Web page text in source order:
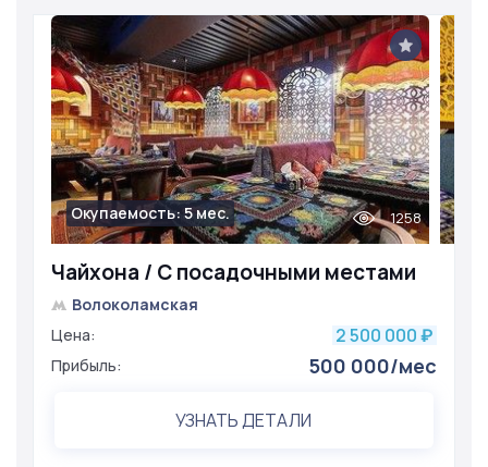
Чайхона / С посадочными местами
Окупаемость: 5 мес. 1258
Волоколамская
Цена:
2 500 000 ₽
Прибыль: 500 000/мес
УЗНАТЬ ДЕТАЛИ